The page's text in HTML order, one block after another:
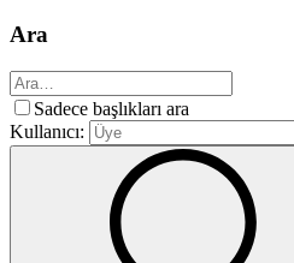
Ara
Sadece başlıkları ara
Kullanıcı: